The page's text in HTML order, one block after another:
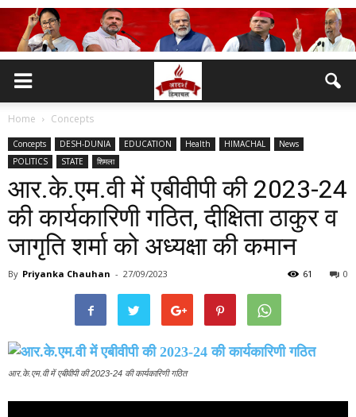
Home Concepts
Concepts DESH-DUNIA EDUCATION Health HIMACHAL
News
POLITICS
STATE शिमला
आर.के.एम.वी में एबीवीपी की 2023-24
की कार्यकारिणी गठित, दीक्षिता ठाकुर व
जागृति शर्मा को अध्यक्षा की कमान
By Priyanka Chauhan - 27/09/2023 0
61
आर.के.एम.वी में एबीवीपी की 2023-24 की कार्यकारिणी गठित